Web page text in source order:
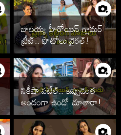
బాలయ్య హీరోయిన్ గ్లామర్
ట్రీట్.. ఫొటోలు వైరల్!
నికీషా పటేల్.. ఇప్పుడెంత
అందంగా ఉందో చూశారా!